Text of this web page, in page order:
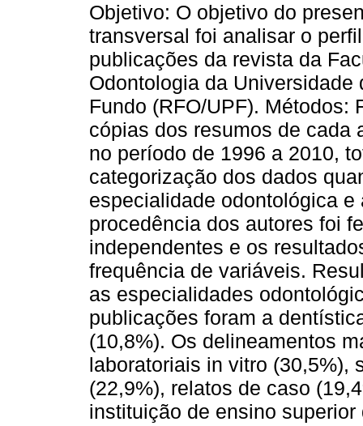
Objetivo: O objetivo do
transversal foi analisar o
publicações da revista da
Odontologia da Universidade
Fundo (RFO/UPF). Métodos:
cópias dos resumos de cada
no período de 1996 a 2010,
categorização dos dados
especialidade odontológica
procedência dos autores foi
independentes e os
frequência de variáveis.
as especialidades
publicações foram a
(10,8%). Os delineamentos
laboratoriais in vitro (30,5%),
(22,9%), relatos de caso
instituição de ensino